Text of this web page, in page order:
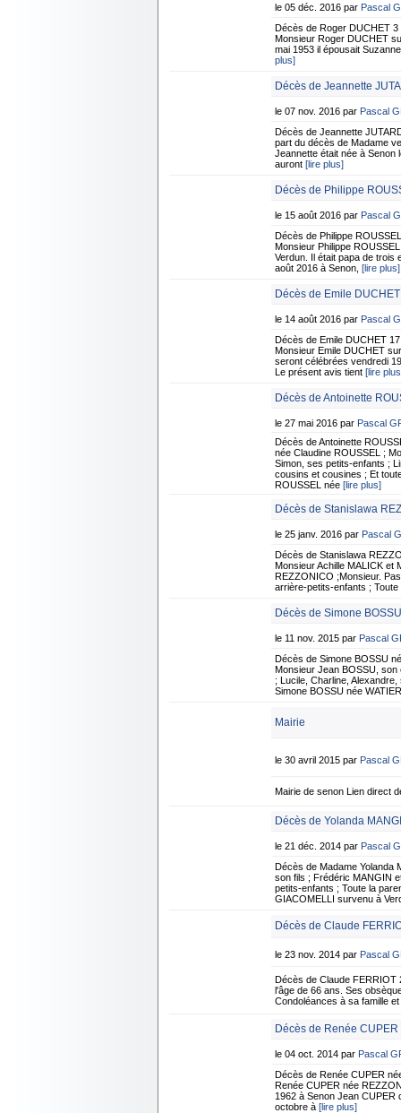
le 05 déc. 2016 par Pascal
Décès de Roger DUCHET
Monsieur Roger DUCHET
mai 1953 il épousait
plus]
Décès de Jeannette
le 07 nov. 2016 par Pascal
Décès de Jeannette
part du décès de Madame
Jeannette était née à Senon
auront [lire plus]
Décès de Philippe
le 15 août 2016 par Pascal
Décès de Philippe
Monsieur Philippe
Verdun. Il était papa de trois
août 2016 à Senon, [lire plus]
Décès de Emile
le 14 août 2016 par Pascal
Décès de Emile DUCHET
Monsieur Emile DUCHET
seront célébrées vendredi
Le présent avis tient [lire
Décès de Antoinette
le 27 mai 2016 par Pascal
Décès de Antoinette
née Claudine ROUSSEL ;
Simon, ses petits-enfants ;
cousins et cousines ; Et
ROUSSEL née [lire plus]
Décès de Stanislawa
le 25 janv. 2016 par Pascal
Décès de Stanislawa
Monsieur Achille MALICK et
REZZONICO ;Monsieur.
arrière-petits-enfants ;
Décès de Simone
le 11 nov. 2015 par Pascal
Décès de Simone BOSSU
Monsieur Jean BOSSU, son
; Lucile, Charline,
Simone BOSSU née
Mairie
le 30 avril 2015 par Pascal
Mairie de senon Lien direct
Décès de Yolanda
le 21 déc. 2014 par Pascal
Décès de Madame Yolanda
son fils ; Frédéric MANGIN
petits-enfants ; Toute la
GIACOMELLI survenu à
Décès de Claude
le 23 nov. 2014 par Pascal
Décès de Claude FERRIOT
l'âge de 66 ans. Ses
Condoléances à sa famille
Décès de Renée
le 04 oct. 2014 par Pascal
Décès de Renée CUPER
Renée CUPER née
1962 à Senon Jean CUPER
octobre à [lire plus]